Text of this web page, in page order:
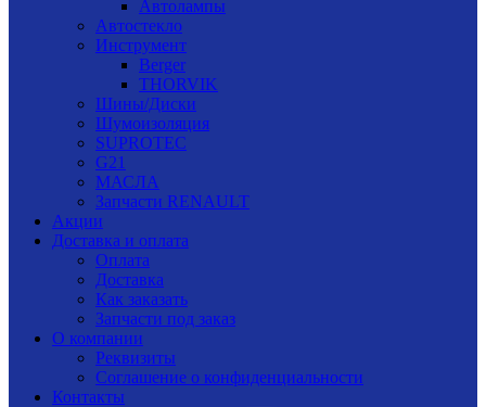
Автолампы
Автостекло
Инструмент
Berger
THORVIK
Шины/Диски
Шумоизоляция
SUPROTEC
G21
МАСЛА
Запчасти RENAULT
Акции
Доставка и оплата
Оплата
Доставка
Как заказать
Запчасти под заказ
О компании
Реквизиты
Соглашение о конфиденциальности
Контакты